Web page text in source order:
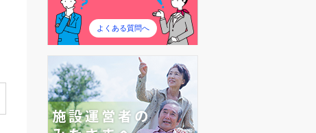
よくある質問へ